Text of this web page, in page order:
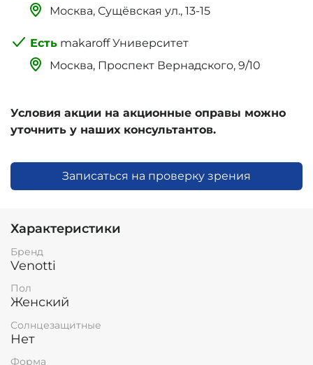
Москва, Сущёвская ул., 13-15
makaroff Университет
Москва, Проспект Вернадского, 9/10
Условия акции на акционные оправы можно
уточнить у наших консультантов.
Записаться на проверку зрения
Характеристики
Бренд
Venotti
Пол
Женский
Солнцезащитные
Нет
Форма